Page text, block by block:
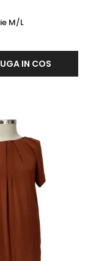
Taifun rochie M/L
IN COS